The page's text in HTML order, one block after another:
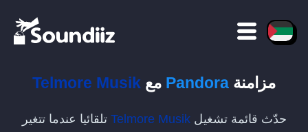
مزامنة Pandora مع Telmore Musik
حدّث قائمة تشغيلTelmore Musik تلقائيا عندما تتغير